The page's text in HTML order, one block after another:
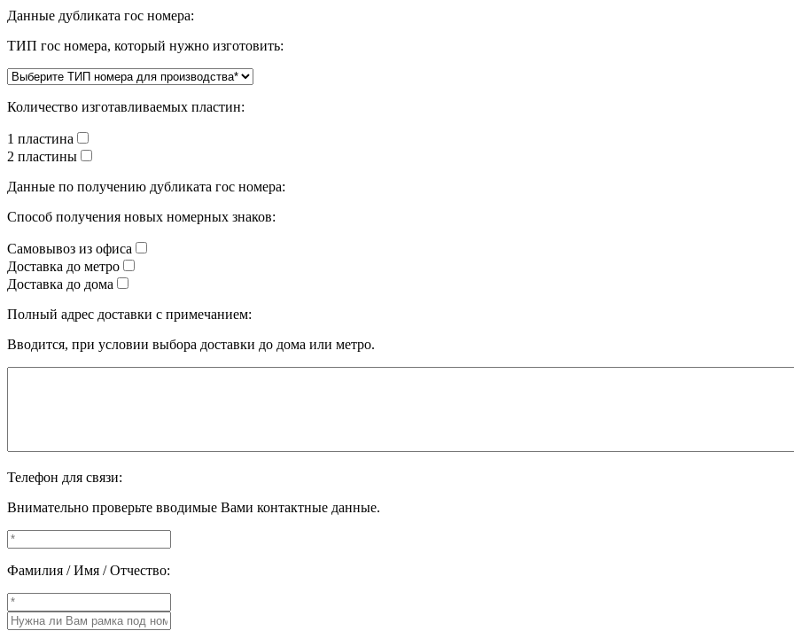
Данные дубликата гос номера:
ТИП гос номера, который нужно изготовить:
Количество изготавливаемых пластин:
1 пластина
2 пластины
Данные по получению дубликата гос номера:
Способ получения новых номерных знаков:
Самовывоз из офиса
Доставка до метро
Доставка до дома
Полный адрес доставки с примечанием:
Вводится, при условии выбора доставки до дома или метро.
Телефон для связи:
Внимательно проверьте вводимые Вами контактные данные.
Фамилия / Имя / Отчество: